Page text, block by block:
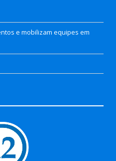
e mobilizam equipes em